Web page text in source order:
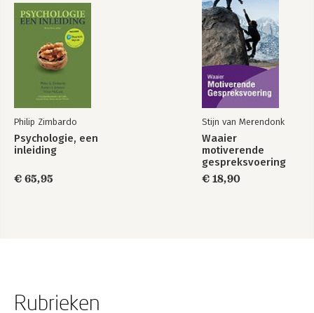
Philip Zimbardo
Psychologie, een
inleiding
€ 65,95
Stijn van Merendonk
Waaier
motiverende
gespreksvoering
€ 18,90
Rubrieken